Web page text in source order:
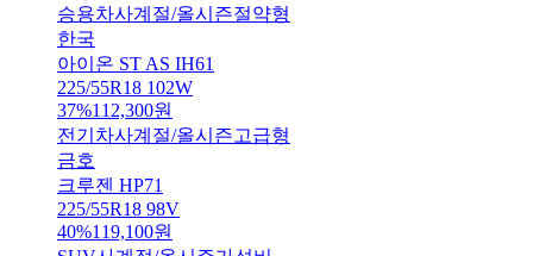
승용차사계절/올시즌절약형
한국
아이온 ST AS IH61
225/55R18 102W
37%112,300원
전기차사계절/올시즌고급형
금호
크루젠 HP71
225/55R18 98V
40%119,100원